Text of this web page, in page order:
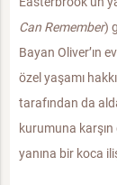
Can Remember)
Bayan Oliver’ın
özel yaşamı
tarafından da
kurumuna
yanına bir koca